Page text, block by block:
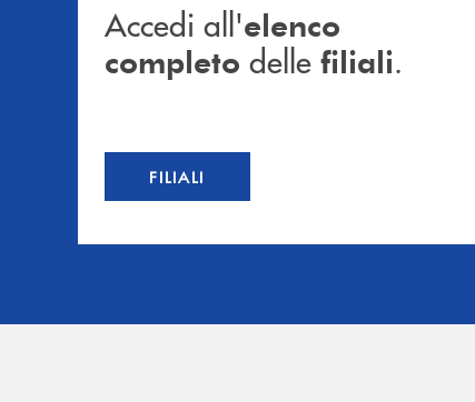
Accedi all'elenco
completo delle filiali.
FILIALI